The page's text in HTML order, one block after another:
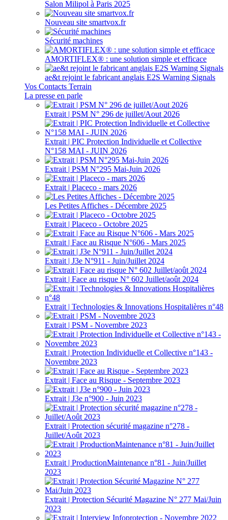
Salon Milipol à Paris 2025
Nouveau site smartvox.fr
Sécurité machines
AMORTIFLEX® : une solution simple et efficace
ae&t rejoint le fabricant anglais E2S Warning Signals
Vos Contacts Terrain
La presse en parle
Extrait | PSM N° 296 de juillet/Aout 2026
Extrait | PIC Protection Individuelle et Collective
N°158 MAI - JUIN 2026
Extrait | PSM N°295 Mai-Juin 2026
Extrait | Placeco - mars 2026
Les Petites Affiches - Décembre 2025
Extrait | Placeco - Octobre 2025
Extrait | Face au Risque N°606 - Mars 2025
Extrait | J3e N°911 - Juin/Juillet 2024
Extrait | Face au risque N° 602 Juillet/août 2024
Extrait | Technologies & Innovations Hospitalières n°48
Extrait | PSM - Novembre 2023
Extrait | Protection Individuelle et Collective n°143 -
Novembre 2023
Extrait | Face au Risque - Septembre 2023
Extrait | J3e n°900 - Juin 2023
Extrait | Protection sécurité magazine n°278 -
Juillet/Août 2023
Extrait | ProductionMaintenance n°81 - Juin/Juillet
2023
Extrait | Protection Sécurité Magazine N° 277 Mai/Juin
2023